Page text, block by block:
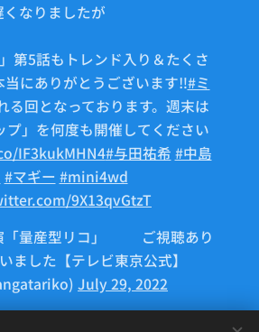
くなりましたが💦
」第5話もトレンド入り＆たくさ
当にありがとうございます‼️#ミ
る回となっております。週末は
プ」を何度も開催してください
IF3kukMHN4#与田祐希 #中島
#マギー #mini4wd
9X13qvGtzT
量産型リコ」🤖⚙ご視聴あり
ました【テレビ東京公式】
July 29, 2022